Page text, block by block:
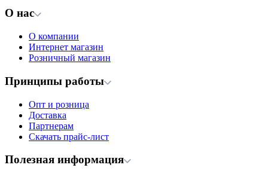
О нас
О компании
Интернет магазин
Розничный магазин
Принципы работы
Опт и розница
Доставка
Партнерам
Скачать прайс-лист
Полезная информация